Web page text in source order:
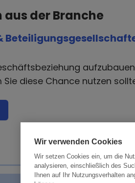
der Branche
Sie diese Chance nutzen
Wir verwenden Cookies
Wir setzen Cookies ein, um die
analysieren, einschließlich des
Ihnen auf Ihr Nutzungsverhalten